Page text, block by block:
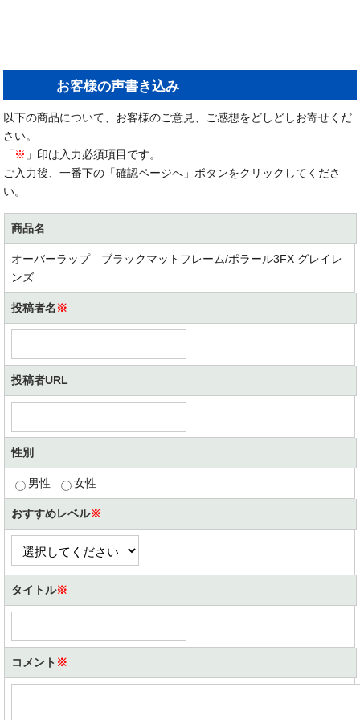
お客様の声書き込み
以下の商品について、お客様のご意見、ご感想をどしどしお寄せくだ
さい。
「 ※ 」印は入力必須項目です。
ご入力後、一番下の「確認ページへ」ボタンをクリックしてくださ
い。
商品名
オーバーラップ ブラックマットフレーム/ポラール3FX グレイレ
ンズ
投稿者名※
投稿者URL
性別
男性 女性
おすすめレベル※
タイトル※
コメント ※